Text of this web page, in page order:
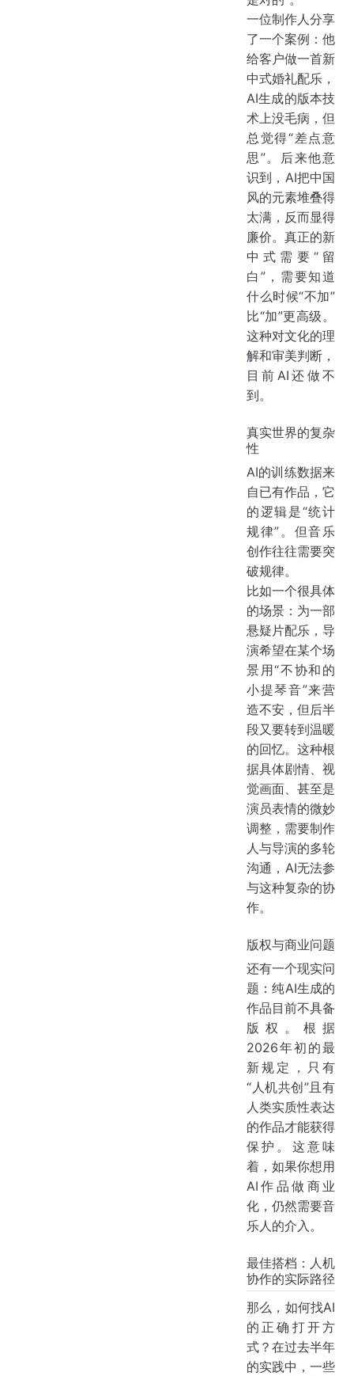
一位制作人分享
了一个案例：他
给客户做一首新
中式婚礼配乐，
AI生成的版本技
术上没毛病，但
总觉得“差点意
思”。后来他意
识到，AI把中国
风的元素堆叠得
太满，反而显得
廉价。真正的新
中式需要“留
白”，需要知道
什么时候“不加”
比“加”更高级。
这种对文化的理
解和审美判断，
目前AI还做不
到。
真实世界的复杂
性
AI的训练数据来
自已有作品，它
的逻辑是“统计
规律”。但音乐
创作往往需要突
破规律。
比如一个很具体
的场景：为一部
悬疑片配乐，导
演希望在某个场
景用“不协和的
小提琴音”来营
造不安，但后半
段又要转到温暖
的回忆。这种根
据具体剧情、视
觉画面、甚至是
演员表情的微妙
调整，需要制作
人与导演的多轮
沟通，AI无法参
与这种复杂的协
作。
版权与商业问题
还有一个现实问
题：纯AI生成的
作品目前不具备
版权。根据
2026年初的最
新规定，只有
“人机共创”且有
人类实质性表达
的作品才能获得
保护。这意味
着，如果你想用
AI作品做商业
化，仍然需要音
乐人的介入。
最佳搭档：人机
协作的实际路径
那么，如何找AI
的正确打开方
式？在过去半年
的实践中，一些